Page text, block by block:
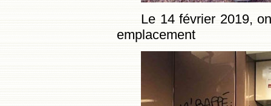
Le 14 février 2019,
emplacement